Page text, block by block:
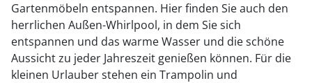
Gartenmöbeln entspannen. Hier finden Sie auch den
herrlichen Außen-Whirlpool, in dem Sie sich
entspannen und das warme Wasser und die schöne
Aussicht zu jeder Jahreszeit genießen können. Für die
kleinen Urlauber stehen ein Trampolin und